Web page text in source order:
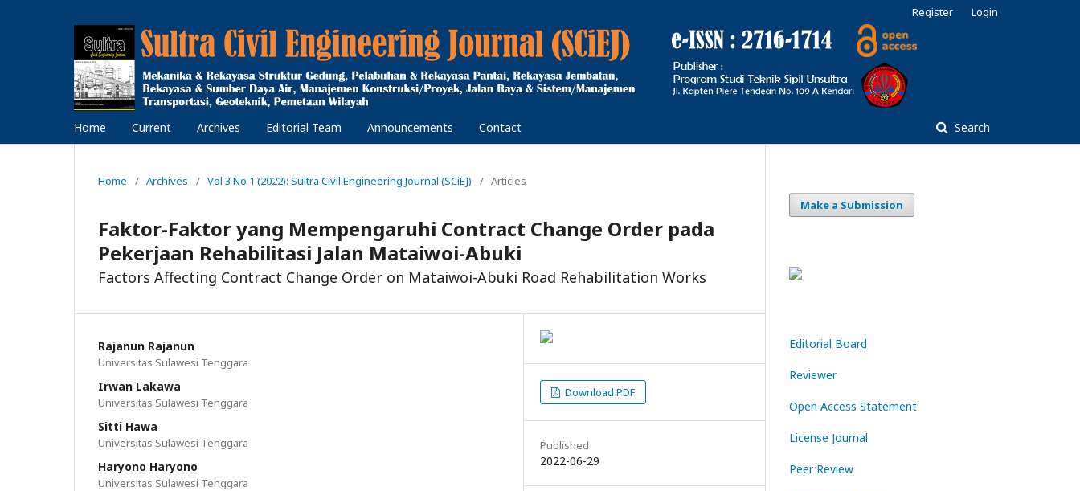
Home Current Archives Editorial Team Announcements Contact Search
Register Login
Home / Archives / Vol 3 No 1 (2022): Sultra Civil Engineering Journal (SCiEJ) / Articles
Faktor-Faktor yang Mempengaruhi Contract Change Order pada
Pekerjaan Rehabilitasi Jalan Mataiwoi-Abuki
Factors Affecting Contract Change Order on Mataiwoi-Abuki Road Rehabilitation Works
Rajanun Rajanun
Universitas Sulawesi Tenggara
Irwan Lakawa
Universitas Sulawesi Tenggara
Sitti Hawa
Universitas Sulawesi Tenggara
Haryono Haryono
Universitas Sulawesi Tenggara
Download PDF
Published
2022-06-29
Make a Submission
Editorial Board
Reviewer
Open Access Statement
License Journal
Peer Review